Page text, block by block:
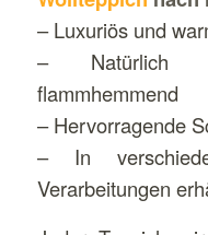
– Luxuriös und
– Natürlich
flammhemmend
– Hervorragende
– In
Verarbeitungen